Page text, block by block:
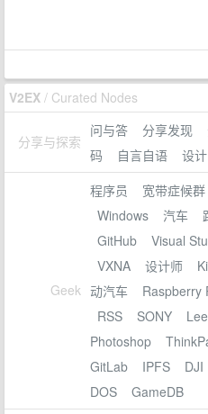
V2EX / Curated Nodes
分享与探索
问与答 分享发现
码
自言自语 设计
Geek
程序员 宽带症候群
Windows
汽车
GitHub
Visual
VXNA
设计师
动汽车
Raspberry
RSS
SONY
Photoshop
GitLab
IPFS DJI
DOS
GameDB